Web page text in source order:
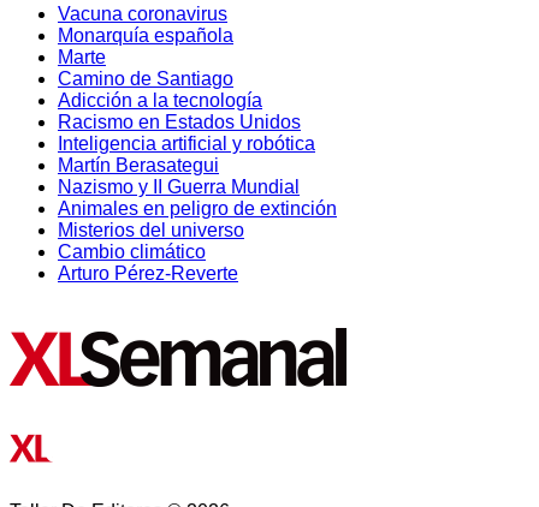
Vacuna coronavirus
Monarquía española
Marte
Camino de Santiago
Adicción a la tecnología
Racismo en Estados Unidos
Inteligencia artificial y robótica
Martín Berasategui
Nazismo y II Guerra Mundial
Animales en peligro de extinción
Misterios del universo
Cambio climático
Arturo Pérez-Reverte